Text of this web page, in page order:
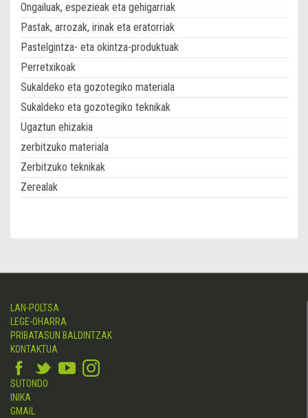
Ongailuak, espezieak eta gehigarriak
Pastak, arrozak, irinak eta eratorriak
Pastelgintza- eta okintza-produktuak
Perretxikoak
Sukaldeko eta gozotegiko materiala
Sukaldeko eta gozotegiko teknikak
Ugaztun ehizakia
zerbitzuko materiala
Zerbitzuko teknikak
Zerealak
LAN-POLTSA
LEGE-OHARRA
PRIBATASUN BALDINTZAK
KONTAKTUA
SUTONDO
INIKA
GMAIL